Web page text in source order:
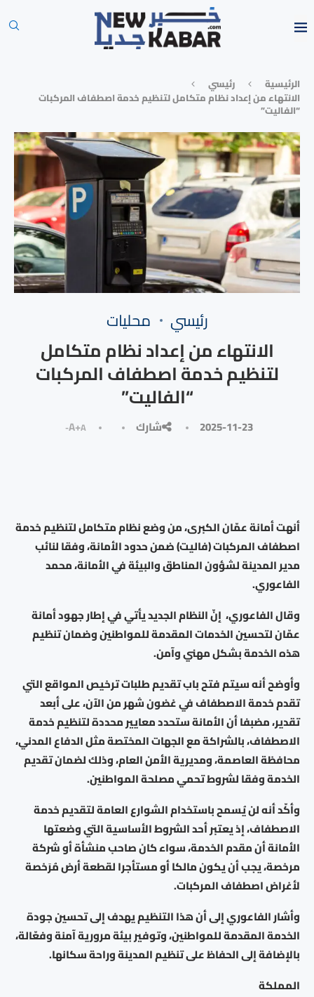
الرئيسية
رئيسي
الانتهاء من إعداد نظام متكامل لتنظيم خدمة اصطفاف المركبات
“الفاليت”
رئيسي محليات
الانتهاء من إعداد نظام متكامل
لتنظيم خدمة اصطفاف المركبات
“الفاليت”
2025-11-23 شارك A+A-
أنهت أمانة عمّان الكبرى، من وضع نظام متكامل لتنظيم خدمة
اصطفاف المركبات (فاليت) ضمن حدود الأمانة، وفقا لنائب
مدير المدينة لشؤون المناطق والبيئة في الأمانة، محمد
الفاعوري.
وقال الفاعوري، إنّ النظام الجديد يأتي في إطار جهود أمانة
عمّان لتحسين الخدمات المقدمة للمواطنين وضمان تنظيم
هذه الخدمة بشكل مهني وآمن.
وأوضح أنه سيتم فتح باب تقديم طلبات ترخيص المواقع التي
تقدم خدمة الاصطفاف في غضون شهر من الآن، على أبعد
تقدير، مضبفا أن الأمانة ستحدد معايير محددة لتنظيم خدمة
الاصطفاف، بالشراكة مع الجهات المختصة مثل الدفاع المدني،
محافظة العاصمة، ومديرية الأمن العام، وذلك لضمان تقديم
الخدمة وفقا لشروط تحمي مصلحة المواطنين.
وأكّد أنه لن يُسمح باستخدام الشوارع العامة لتقديم خدمة
الاصطفاف، إذ يعتبر أحد الشروط الأساسية التي وضعتها
الأمانة أن مقدم الخدمة، سواء كان صاحب منشأة أو شركة
مرخصة، يجب أن يكون مالكا أو مستأجرا لقطعة أرض مُرَخصة
لأغراض اصطفاف المركبات.
وأشار الفاعوري إلى أن هذا التنظيم يهدف إلى تحسين جودة
الخدمة المقدمة للمواطنين، وتوفير بيئة مرورية آمنة وفعّالة،
بالإضافة إلى الحفاظ على تنظيم المدينة وراحة سكانها.
المملكة